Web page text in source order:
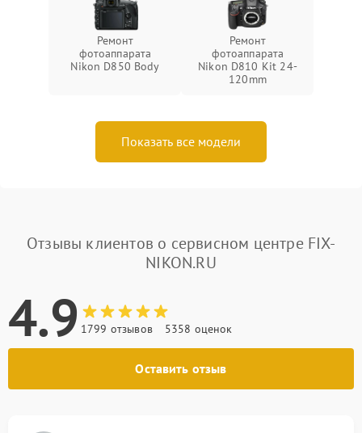
Ремонт
фотоаппарата
Nikon D850 Body
Ремонт
фотоаппарата
Nikon D810 Kit 24-
120mm
Показать все модели
Отзывы клиентов о сервисном центре FIX-
NIKON.RU
4.9 1799 отзывов 5358 оценок
Оставить отзыв